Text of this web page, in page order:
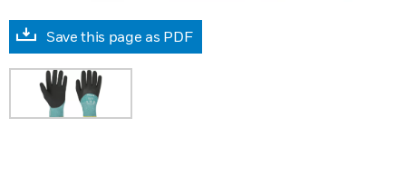
Save this page as PDF